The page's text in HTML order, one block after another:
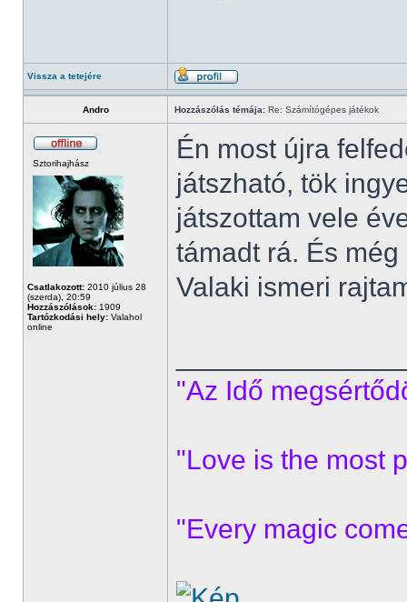
Vissza a tetejére
Andro Hozzászólás témája: Re: Számítógépes játékok
Sztorihajhász
Csatlakozott: 2010 július 28
(szerda), 20:59
Hozzászólások: 1909
Tartózkodási hely: Valahol
online
Én most újra
játszható, tök
játszottam vele
támadt rá. És
Valaki ismeri
"Az Idő
"Love is the most
"Every magic